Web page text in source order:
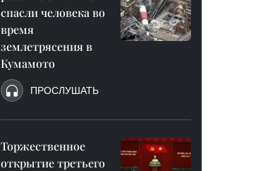
спасли человека во
время
землетрясения в
Кумамото
ПРОСЛУШАТЬ
Торжественное
открытие третьего